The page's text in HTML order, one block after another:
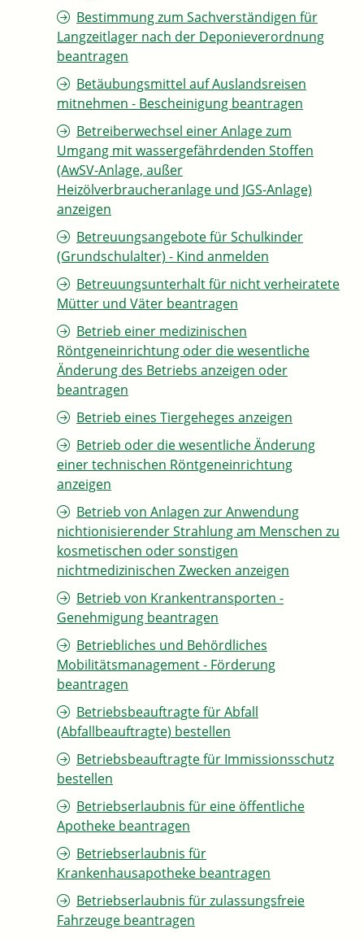
Bestimmung zum Sachverständigen für
Langzeitlager nach der Deponieverordnung
beantragen
Betäubungsmittel auf Auslandsreisen
mitnehmen - Bescheinigung beantragen
Betreiberwechsel einer Anlage zum
Umgang mit wassergefährdenden Stoffen
(AwSV-Anlage, außer
Heizölverbraucheranlage und JGS-Anlage)
anzeigen
Betreuungsangebote für Schulkinder
(Grundschulalter) - Kind anmelden
Betreuungsunterhalt für nicht verheiratete
Mütter und Väter beantragen
Betrieb einer medizinischen
Röntgeneinrichtung oder die wesentliche
Änderung des Betriebs anzeigen oder
beantragen
Betrieb eines Tiergeheges anzeigen
Betrieb oder die wesentliche Änderung
einer technischen Röntgeneinrichtung
anzeigen
Betrieb von Anlagen zur Anwendung
nichtionisierender Strahlung am Menschen zu
kosmetischen oder sonstigen
nichtmedizinischen Zwecken anzeigen
Betrieb von Krankentransporten -
Genehmigung beantragen
Betriebliches und Behördliches
Mobilitätsmanagement - Förderung
beantragen
Betriebsbeauftragte für Abfall
(Abfallbeauftragte) bestellen
Betriebsbeauftragte für Immissionsschutz
bestellen
Betriebserlaubnis für eine öffentliche
Apotheke beantragen
Betriebserlaubnis für
Krankenhausapotheke beantragen
Betriebserlaubnis für zulassungsfreie
Fahrzeuge beantragen